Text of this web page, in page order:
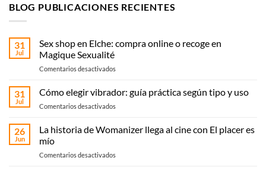
BLOG PUBLICACIONES RECIENTES
31
Jul
Sex shop en Elche: compra online o recoge en
Magique Sexualité
Comentarios desactivadosen
shop
Elche:
online
en
31
Jul
Cómo elegir vibrador: guía práctica según tipo y uso
Comentarios desactivadosen
elegir
práctica
26
Jun
La historia de Womanizer llega al cine con El placer es
mío
Comentarios desactivadosen